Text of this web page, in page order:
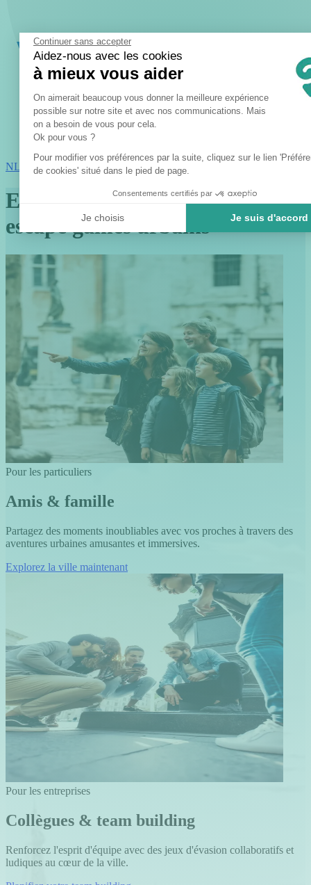
Continuer sans accepter
Aidez-nous avec les cookies
à mieux vous aider
Plateforme de Gestion du
On aimerait beaucoup vous donner la meilleure expérience
possible sur notre site et avec nos communications. Mais
on a besoin de vous pour cela.
Ok pour vous ?
Pour modifier vos préférences par la suite, cliquez sur le lien
de cookies' situé dans le pied de page.
Consentements certifiés par
Je choisis Je suis d'accord
NL
Explorez 70 villes grâce à nos
escape games urbains
Pour les particuliers
Amis & famille
Partagez des moments inoubliables avec vos proches à travers des
aventures urbaines amusantes et immersives.
Explorez la ville maintenant
Pour les entreprises
Collègues & team building
Renforcez l'esprit d'équipe avec des jeux d'évasion collaboratifs et
ludiques au cœur de la ville.